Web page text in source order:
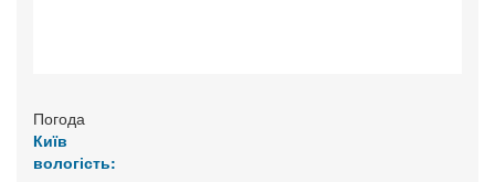
Погода
Київ
вологість: